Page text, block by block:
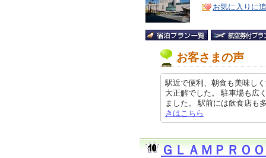
ア
徴 お気に入りに
お客さまの声
駅近で便利、朝食も美味し
大正解でした。 駐車場も広
ました。 駅前には飲食店
きはこちら
ＧＬＡＭＰＲＯ